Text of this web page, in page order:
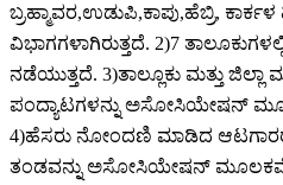
ಬ್ರಹ್ಮಾವರ,ಉಡುಪಿ,ಕಾಪು,ಹೆಬ್ರಿ,
ವಿಭಾಗಗಳಾಗಿರುತ್ತದೆ. 2)7
ನಡೆಯುತ್ತದೆ. 3)ತಾಲ್ಲೂಕು ಮತ್ತು ಜಿಲ್ಲಾ
ಪಂದ್ಯಾಟಗಳನ್ನು ಅಸೋಸಿಯೇಷನ್
4)ಹೆಸರು ನೋಂದಣಿ ಮಾಡಿದ ಆಟಗಾರರ
ತಂಡವನ್ನು ಅಸೋಸಿಯೇಷನ್